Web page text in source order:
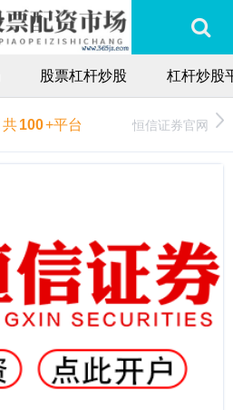
股票杠杆炒股 杠杆炒股
共100+平台 恒信证券官网